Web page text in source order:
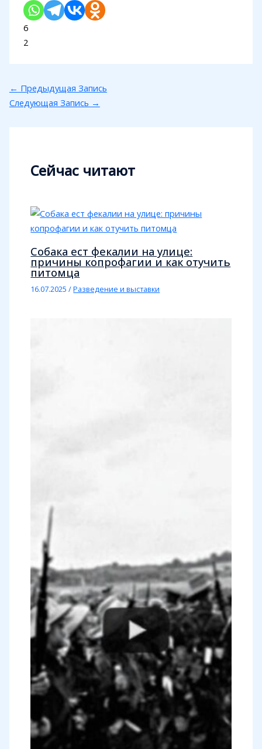
6
2
← Предыдущая Запись
Следующая Запись →
Сейчас читают
Собака ест фекалии на улице:
причины копрофагии и как отучить
питомца
16.07.2025/Разведение и выставки